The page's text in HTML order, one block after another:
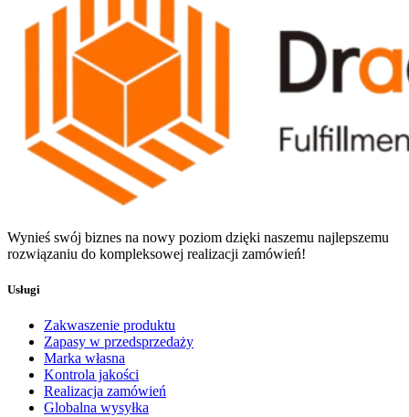
Wynieś swój biznes na nowy poziom dzięki naszemu najlepszemu
rozwiązaniu do kompleksowej realizacji zamówień!
Usługi
Zakwaszenie produktu
Zapasy w przedsprzedaży
Marka własna
Kontrola jakości
Realizacja zamówień
Globalna wysyłka